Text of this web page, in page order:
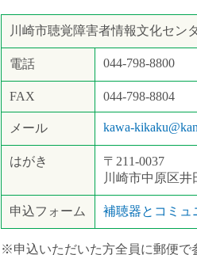
川崎市聴覚障害者情報文化セン
電話 044-798-8800
FAX 044-798-8804
メール kawa-
はがき
〒211-0037
川崎市中原区井
申込フォーム 補聴器とコミュ
※申込いただいた方全員に郵便で